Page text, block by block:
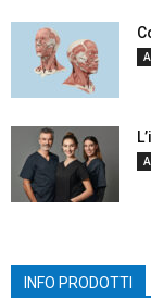
INFO PRODOTTI